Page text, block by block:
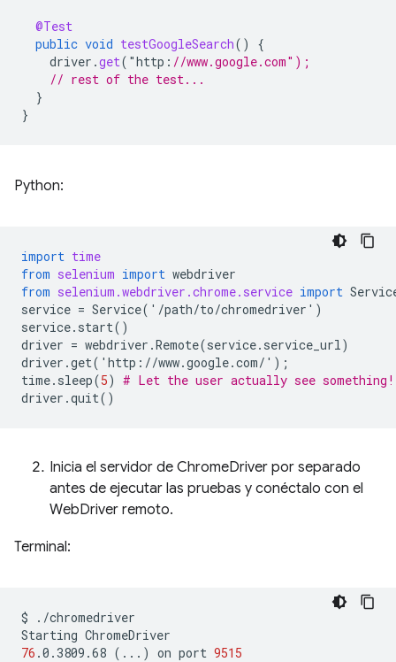
@Test
public void testGoogleSearch()
{
driver .get( "http : //www.google.com");
// rest of the test...
}
}
Python:
import time
from selenium import webdriver
from selenium.webdriver.chrome.service import
service = Service( ' /path/to/chromedriver ' )
service. start()
driver = webdriver .Remote(service. service_url)
driver .get( ' http : //www.google.com/ ' );
time. sleep(5) # Let the user actually see something!
driver .quit()
Inicia el servidor de ChromeDriver por separado
antes de ejecutar las pruebas y conéctalo con el
WebDriver remoto.
Terminal:
$
./chromedriver
Starting
76 .0.3809.68 ( ... ) on port 9515